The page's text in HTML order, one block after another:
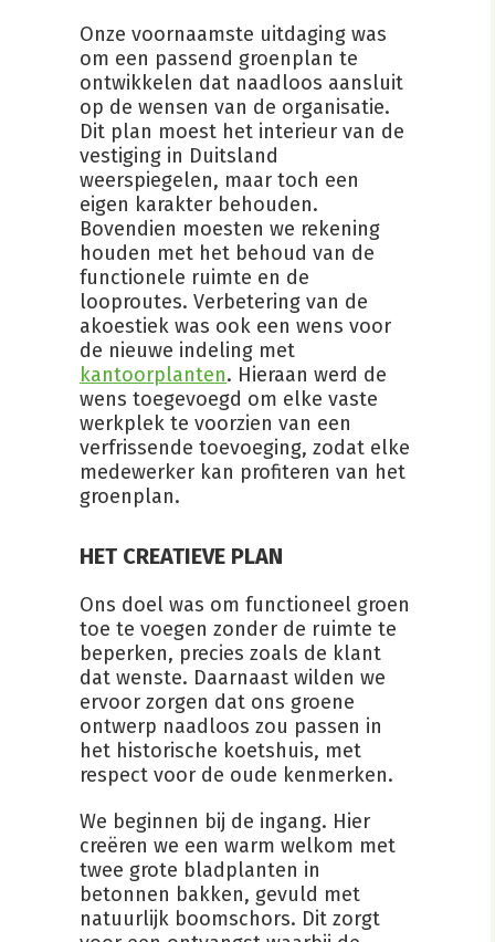
Onze voornaamste uitdaging was
om een passend groenplan te
ontwikkelen dat naadloos aansluit
op de wensen van de organisatie.
Dit plan moest het interieur van de
vestiging in Duitsland
weerspiegelen, maar toch een
eigen karakter behouden.
Bovendien moesten we rekening
houden met het behoud van de
functionele ruimte en de
looproutes. Verbetering van de
akoestiek was ook een wens voor
de nieuwe indeling met
kantoorplanten. Hieraan werd de
wens toegevoegd om elke vaste
werkplek te voorzien van een
verfrissende toevoeging, zodat elke
medewerker kan profiteren van het
groenplan.
HET CREATIEVE PLAN
Ons doel was om functioneel groen
toe te voegen zonder de ruimte te
beperken, precies zoals de klant
dat wenste. Daarnaast wilden we
ervoor zorgen dat ons groene
ontwerp naadloos zou passen in
het historische koetshuis, met
respect voor de oude kenmerken.
We beginnen bij de ingang. Hier
creëren we een warm welkom met
twee grote bladplanten in
betonnen bakken, gevuld met
natuurlijk boomschors. Dit zorgt